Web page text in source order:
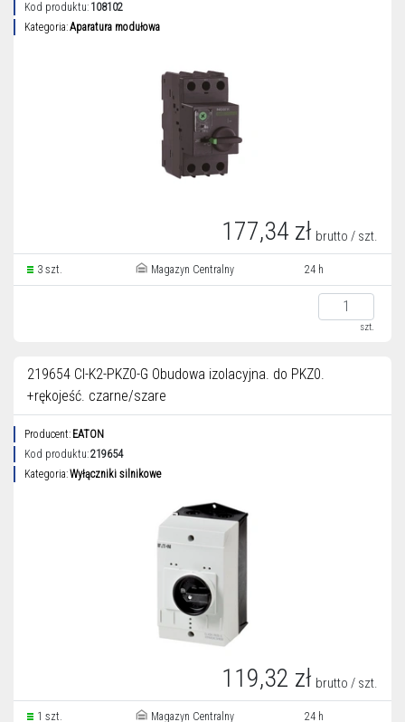
Kod produktu: 108102
Kategoria:Aparatura modułowa
177,34 zł brutto / szt.
3 szt. Magazyn Centralny 24 h
szt.
219654 CI-K2-PKZ0-G Obudowa izolacyjna. do PKZ0.
+rękojeść. czarne/szare
Producent: EATON
Kod produktu:219654
Kategoria:Wyłączniki silnikowe
119,32 zł brutto / szt.
1 szt. Magazyn Centralny 24 h